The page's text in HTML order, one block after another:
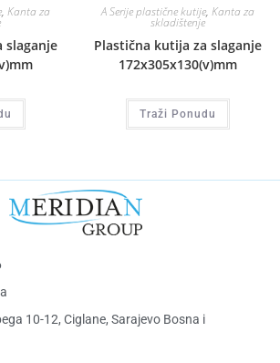
, Kanta za
slaganje
A Serije plastične kutije, Kanta za
skladištenje
Plastična kutija za slaganje
172x305x130(v)mm
Traži Ponudu
10-12, Ciglane, Sarajevo Bosna i